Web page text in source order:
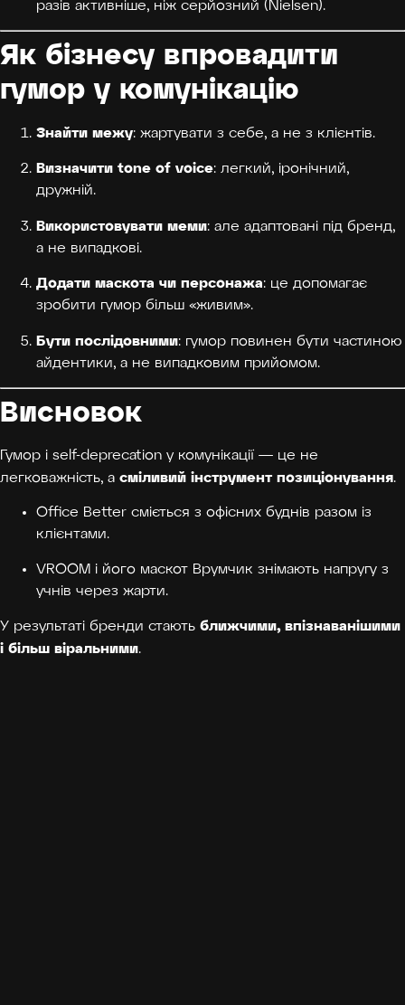
разів активніше, ніж серйозний (Nielsen).
Як бізнесу впровадити
гумор у комунікацію
Знайти межу: жартувати з себе, а не з клієнтів.
Визначити tone of voice: легкий, іронічний,
дружній.
Використовувати меми: але адаптовані під бренд,
а не випадкові.
Додати маскота чи персонажа: це допомагає
зробити гумор більш «живим».
Бути послідовними: гумор повинен бути частиною
айдентики, а не випадковим прийомом.
Висновок
Гумор і self-deprecation у комунікації — це не
легковажність, а сміливий інструмент позиціонування.
Office Better сміється з офісних буднів разом із
клієнтами.
VROOM і його маскот Врумчик знімають напругу з
учнів через жарти.
У результаті бренди стають ближчими, впізнаванішими
і більш віральними.